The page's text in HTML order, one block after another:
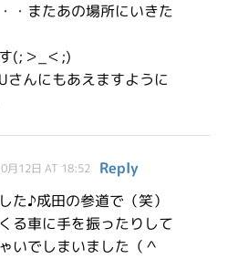
・またあの場所にいきた
(;＞_＜;)
さんにもあえますように
月12日 AT 18:52
Reply
た♪成田の参道で（笑）
る車に手を振ったりして
いでしまいました（＾